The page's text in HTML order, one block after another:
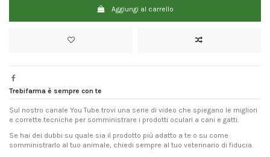
Aggiungi al carrello
Trebifarma è sempre con te
Sul nostro canale You Tube trovi una serie di video che spiegano le migliori
e corrette tecniche per somministrare i prodotti oculari a cani e gatti.
Se hai dei dubbi su quale sia il prodotto più adatto a te o su come
somministrarlo al tuo animale, chiedi sempre al tuo veterinario di fiducia.